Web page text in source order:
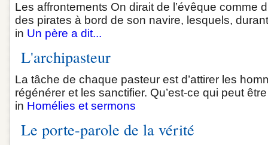
Les affrontements On dirait de l’évêque comme
des pirates à bord de son navire, lesquels,
in Un père a dit...
L'archipasteur
La tâche de chaque pasteur est d’attirer les
régénérer et les sanctifier. Qu’est-ce qui peut
in Homélies et sermons
Le porte-parole de la vérité